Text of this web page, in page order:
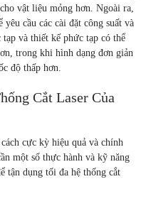
vật liệu mỏng hơn. Ngoài ra,
cầu các cài đặt công suất và
và thiết kế phức tạp có thể
trong khi hình dạng đơn giản
độ thấp hơn.
Cắt Laser Của
cực kỳ hiệu quả và chính
một số thực hành và kỹ năng
tận dụng tối đa hệ thống cắt